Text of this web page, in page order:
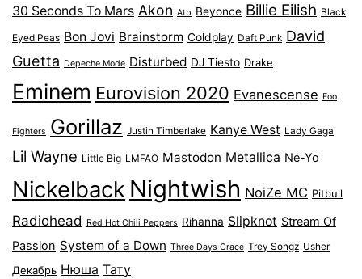
30 Seconds To Mars Akon Atb Beyonce Billie Eilish Black
Eyed Peas Bon Jovi Brainstorm Coldplay Daft Punk David
Guetta Depeche Mode Disturbed DJ Tiesto Drake
Eminem Eurovision 2020 Evanescense Foo
Fighters Gorillaz Justin Timberlake Kanye West Lady Gaga
Lil Wayne Little Big LMFAO Mastodon Metallica Ne-Yo
Nickelback Nightwish NoiZe MC Pitbull
Radiohead Red Hot Chili Peppers Rihanna Slipknot Stream Of
Passion System of a Down Three Days Grace Trey Songz Usher
Декабрь Нюша Тату